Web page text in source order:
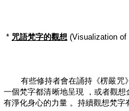
* 咒語梵字的觀想 (Visualization of
有些修持者會在誦持《楞嚴咒
一個梵字都清晰地呈現
，或者觀
有淨化身心的力量 。持續觀想梵字